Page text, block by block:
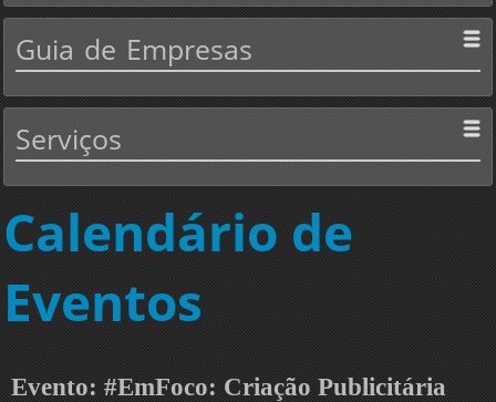
Guia de Empresas
Serviços
Calendário de
Eventos
Evento: #EmFoco: Criação Publicitária